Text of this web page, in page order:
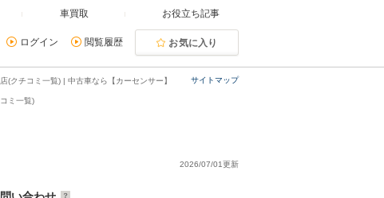
車買取 お役立ち記事
ログイン 閲覧履歴 お気に入り
サイトマップ
(クチコミ一覧) | 中古車なら【カーセンサー】
ミ一覧)
2026/07/01更新